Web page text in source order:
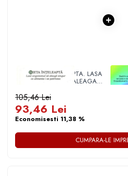
1 x DIETA INTELEAPTA. LASA
ORGANISMUL SA ALEAGA
POTRIVESC
1 x
105,46 Lei
93,46 Lei
Economisesti 11,38 %
CUMPARA-LE